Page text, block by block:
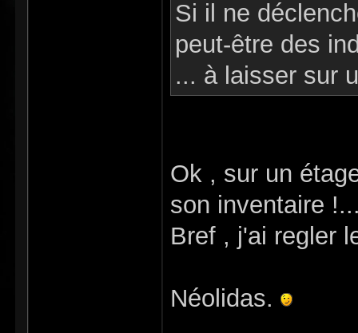
Si il ne
peut-être des
... à laisser sur
Ok , sur un
son inventaire
Bref , j'ai regler
Néolidas.